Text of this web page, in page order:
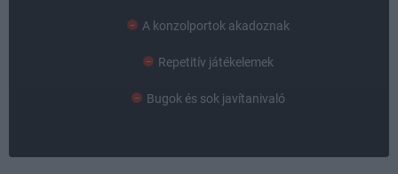
A konzolportok akadoznak
Repetitív játékelemek
Bugok és sok javítanivaló